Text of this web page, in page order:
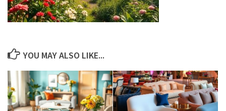
YOU MAY ALSO LIKE...